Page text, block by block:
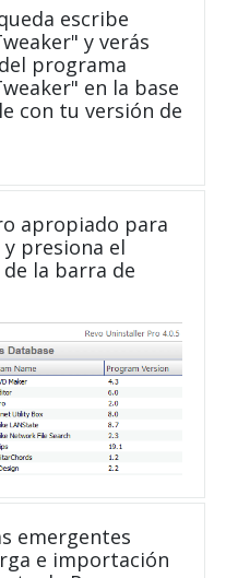
escribe
y verás
programa
en la base
con tu versión de
apropiado para
presiona el
la barra de
emergentes
e importación